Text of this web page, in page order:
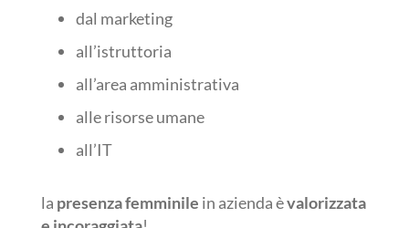
dal marketing
all’istruttoria
all’area amministrativa
alle risorse umane
all’IT
la presenza femminile in azienda èvalorizzata